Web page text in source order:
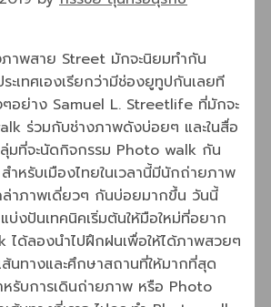
ภาพสาย Street มักจะนิยมทำกัน
ะเทศเองเรียกว่ามีช่องยูทูปกันเลยที
อย่าง Samuel L. Streetlife ที่มักจะ
ร่วมกับช่างภาพดังบ่อยๆ และในสื่อ
มที่จะนัดกิจกรรม Photo walk กัน
ำหรับเมืองไทยในเวลานี้มีนักถ่ายภาพ
าภาพเดี่ยวๆ กันบ่อยมากขึ้น วันนี้
งปันเทคนิคเริ่มต้นให้มือใหม่ที่อยาก
ด้ลองนำไปฝึกฝนเพื่อให้ได้ภาพสวยๆ
นทางและศึกษาสถานที่ให้มากที่สุด
หรับการเดินถ่ายภาพ หรือ Photo